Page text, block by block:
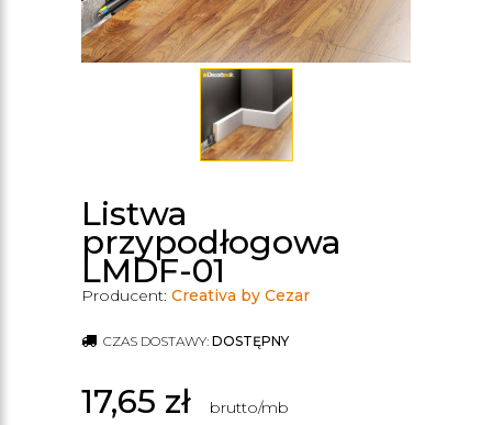
Listwa
przypodłogowa
LMDF-01
Producent: Creativa by Cezar
CZAS DOSTAWY: DOSTĘPNY
17,65 zł
brutto/mb